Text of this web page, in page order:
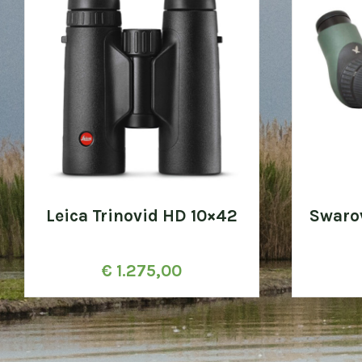
Leica Trinovid HD 10×42
€ 1.275,00